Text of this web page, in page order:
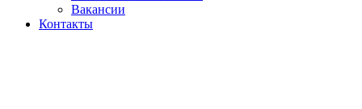
Вакансии
Контакты